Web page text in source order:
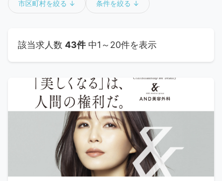
市区町村を絞る ↓ 条件を絞る ↓
該当求人数 43件中1～20件を表示